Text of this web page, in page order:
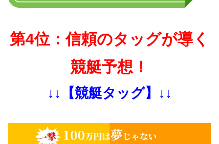
第4位：信頼のタッグが導く
競艇予想！
↓↓【競艇タッグ】↓↓